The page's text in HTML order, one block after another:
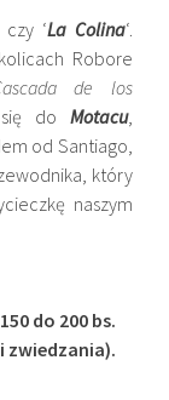
czy ‘La Colina‘.
Robore
de los
do Motacu,
od Santiago,
który
naszym
do 200 bs.
zwiedzania).